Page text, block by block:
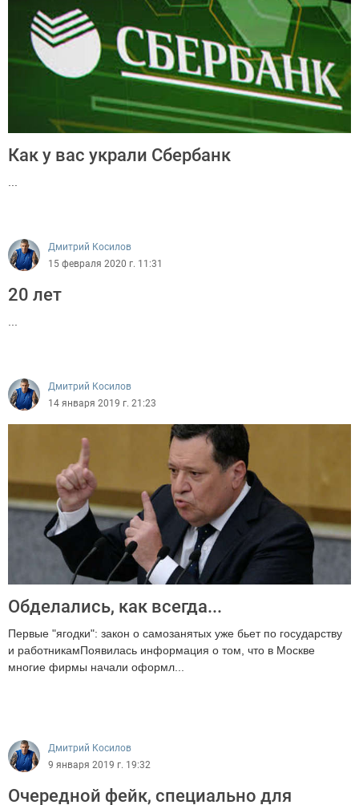
Как у вас украли Сбербанк
Дмитрий Косилов
15 февраля 2020 г. 11:31
20 лет
Дмитрий Косилов
14 января 2019 г. 21:23
Обделались, как всегда...
Первые "ягодки": закон о самозанятых уже бьет по государству
и работникамПоявилась информация о том, что в Москве
многие фирмы начали оформл...
Дмитрий Косилов
9 января 2019 г. 19:32
Очередной фейк, специально для